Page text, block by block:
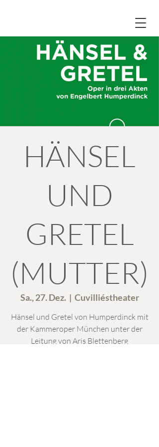
HÄNSEL
UND
GRETEL
(MUTTER)
Sa., 27. Dez.
  |
Cuvilliéstheater
Hänsel und Gretel von Humperdinck mit
der Kammeroper München unter der
Leitung von Aris Blettenberg